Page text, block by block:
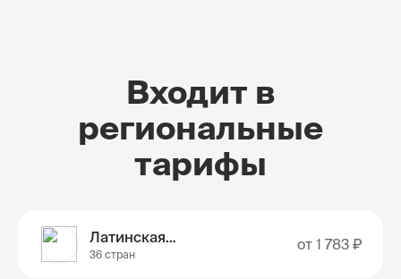
Входит в
региональные
тарифы
Латинская Америка
36 стран
от 1 783 ₽